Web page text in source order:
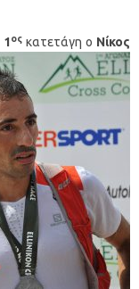
1 οςκατετάγη ο Νίκος